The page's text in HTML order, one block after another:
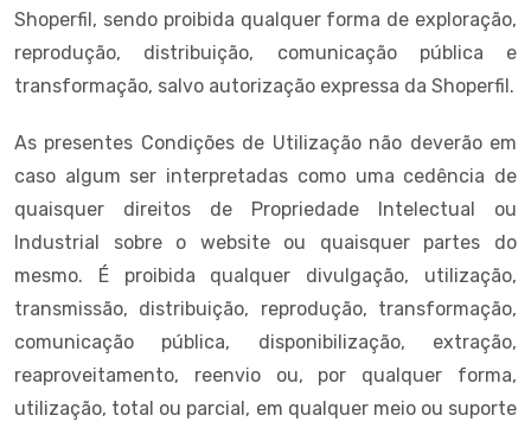
Shoperfil, sendo proibida qualquer forma de exploração,
reprodução, distribuição, comunicação pública e
transformação, salvo autorização expressa da Shoperfil.
As presentes Condições de Utilização não deverão em
caso algum ser interpretadas como uma cedência de
quaisquer direitos de Propriedade Intelectual ou
Industrial sobre o website ou quaisquer partes do
mesmo. É proibida qualquer divulgação, utilização,
transmissão, distribuição, reprodução, transformação,
comunicação pública, disponibilização, extração,
reaproveitamento, reenvio ou, por qualquer forma,
utilização, total ou parcial, em qualquer meio ou suporte